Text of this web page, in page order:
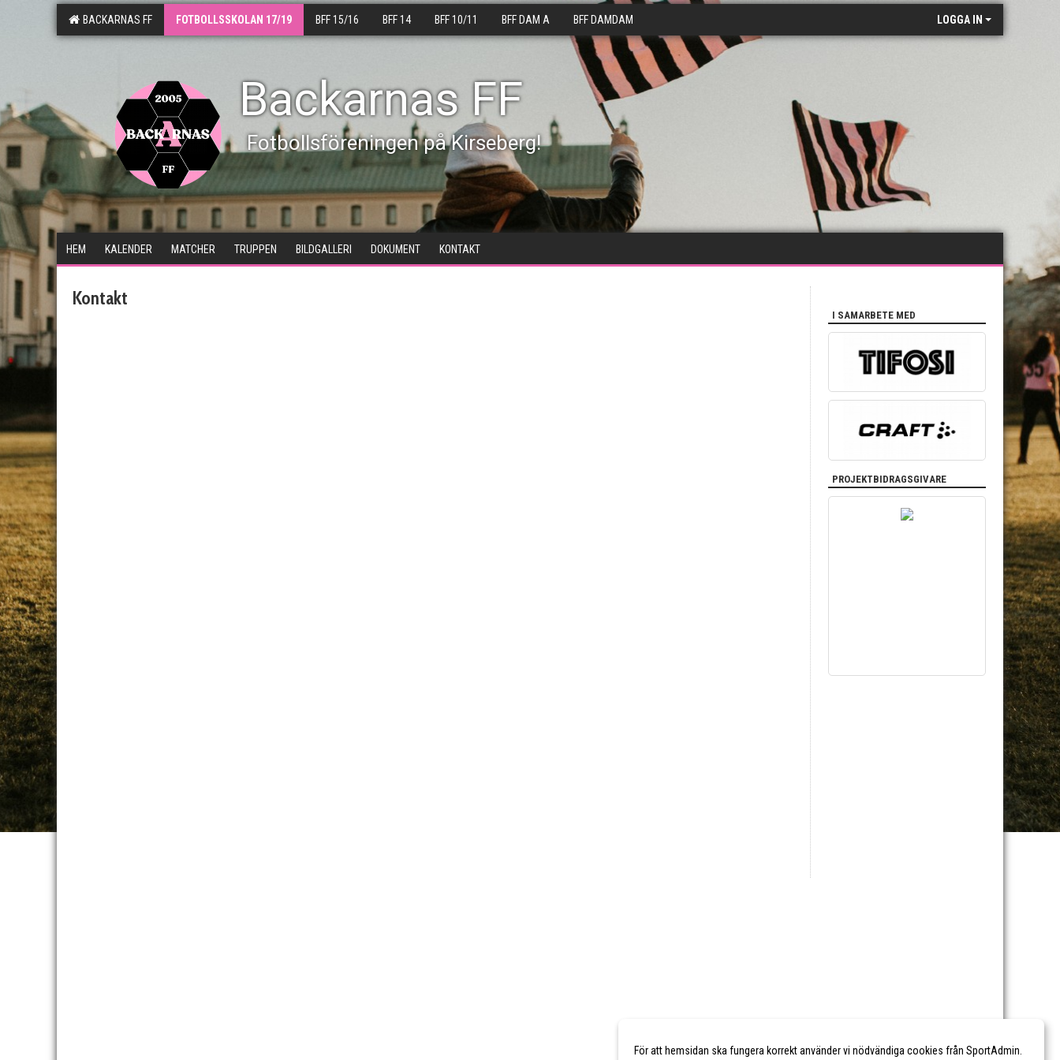
BACKARNAS FF FOTBOLLSSKOLAN 17/19 BFF 15/16 BFF 14 BFF 10/11 BFF DAM A BFF DAMDAM LOGGA IN
Backarnas FF
Fotbollsföreningen på Kirseberg!
HEM KALENDER MATCHER TRUPPEN BILDGALLERI DOKUMENT KONTAKT
Kontakt
I SAMARBETE MED
PROJEKTBIDRAGSGIVARE
För att hemsidan ska fungera korrekt använder vi nödvändiga cookies från SportAdmin.